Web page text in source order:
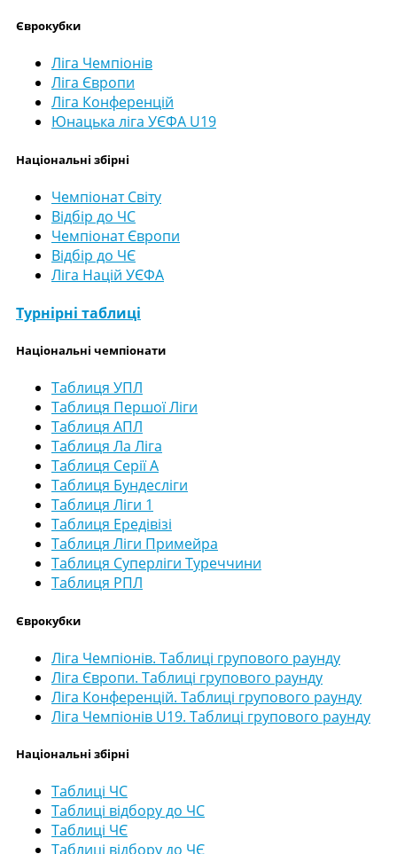
Єврокубки
Ліга Чемпіонів
Ліга Європи
Ліга Конференцій
Юнацька ліга УЄФА U19
Національні збірні
Чемпіонат Світу
Відбір до ЧС
Чемпіонат Європи
Відбір до ЧЄ
Ліга Націй УЄФА
Турнірні таблиці
Національні чемпіонати
Таблиця УПЛ
Таблиця Першої Ліги
Таблиця АПЛ
Таблиця Ла Ліга
Таблиця Серії А
Таблиця Бундесліги
Таблиця Ліги 1
Таблиця Ередівізі
Таблиця Ліги Примейра
Таблиця Суперліги Туреччини
Таблиця РПЛ
Єврокубки
Ліга Чемпіонів. Таблиці групового раунду
Ліга Європи. Таблиці групового раунду
Ліга Конференцій. Таблиці групового раунду
Ліга Чемпіонів U19. Таблиці групового раунду
Національні збірні
Таблиці ЧС
Таблиці відбору до ЧС
Таблиці ЧЄ
Таблиці відбору до ЧЄ